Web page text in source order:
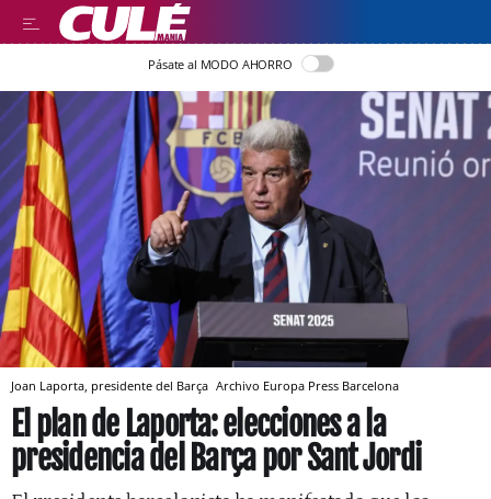
Pásate al MODO AHORRO
Joan Laporta, presidente del Barça Archivo Europa Press Barcelona
El plan de Laporta: elecciones a la
presidencia del Barça por Sant Jordi